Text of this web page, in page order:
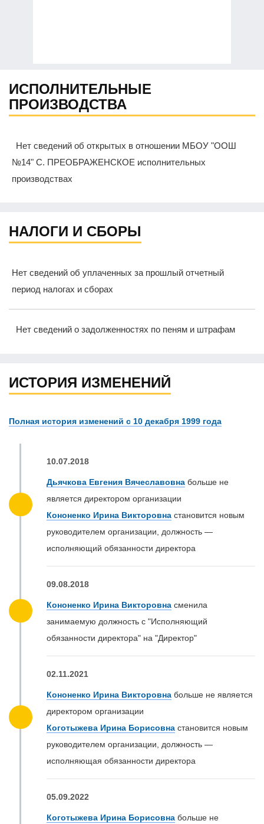
ИСПОЛНИТЕЛЬНЫЕ
ПРОИЗВОДСТВА
Нет сведений об открытых в отношении МБОУ "ООШ
№14" С. ПРЕОБРАЖЕНСКОЕ исполнительных
производствах
НАЛОГИ И СБОРЫ
Нет сведений об уплаченных за прошлый отчетный
период налогах и сборах
Нет сведений о задолженностях по пеням и штрафам
ИСТОРИЯ ИЗМЕНЕНИЙ
Полная история изменений с 10 декабря 1999 года
10.07.2018
Дьячкова Евгения Вячеславовна больше не
является директором организации
Кононенко Ирина Викторовна становится новым
руководителем организации, должность —
исполняющий обязанности директора
09.08.2018
Кононенко Ирина Викторовна сменила
занимаемую должность с "Исполняющий
обязанности директора" на "Директор"
02.11.2021
Кононенко Ирина Викторовна больше не является
директором организации
Коготыжева Ирина Борисовна становится новым
руководителем организации, должность —
исполняющая обязанности директора
05.09.2022
Коготыжева Ирина Борисовна больше не